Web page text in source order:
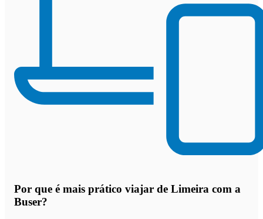
Por que é mais prático viajar de Limeira com a
Buser?